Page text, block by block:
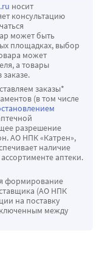
соблюдать
концентрация
могут
к которым
нимесулид
что данные
плазме крови,
в процессе
носит
консультацию
может быть
площадках, выбор
может
а товары
заказы*
(в том числе
разрешение
АО НПК «Катрен»,
наличие
аптеки.
формирование
(АО НПК
на поставку
между